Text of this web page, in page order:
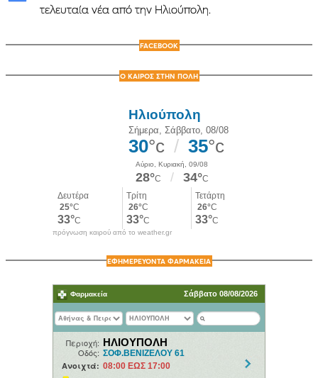
τελευταία νέα από την Ηλιούπολη.
FACEBOOK
Ο ΚΑΙΡΟΣ ΣΤΗΝ ΠΟΛΗ
πρόγνωση καιρού από το weather.gr
ΕΦΗΜΕΡΕΥΟΝΤΑ ΦΑΡΜΑΚΕΙΑ